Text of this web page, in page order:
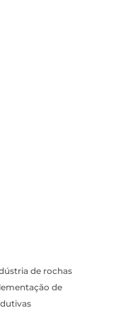
de rochas
de